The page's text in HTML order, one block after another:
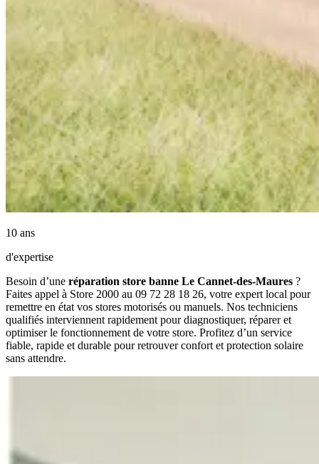
10 ans
d'expertise
Besoin d’une réparation store banne Le Cannet-des-Maures ?
Faites appel à Store 2000 au 09 72 28 18 26, votre expert local pour
remettre en état vos stores motorisés ou manuels. Nos techniciens
qualifiés interviennent rapidement pour diagnostiquer, réparer et
optimiser le fonctionnement de votre store. Profitez d’un service
fiable, rapide et durable pour retrouver confort et protection solaire
sans attendre.